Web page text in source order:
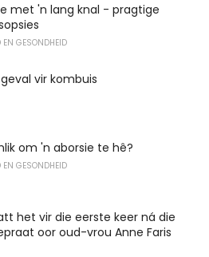
met 'n lang knal - pragtige
EN GESONDHEID
vir kombuis
om 'n aborsie te hê?
EN GESONDHEID
het vir die eerste keer ná die
oor oud-vrou Anne Faris